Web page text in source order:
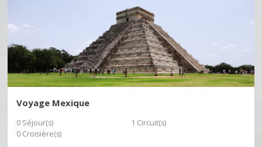
Voyage Mexique
0 Séjour(s)
1 Circuit(s)
0 Croisière(s)